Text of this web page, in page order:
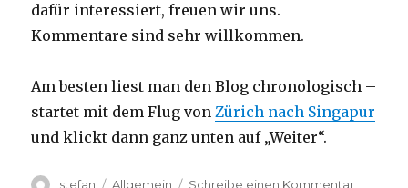
dafür interessiert, freuen wir uns.
Kommentare sind sehr willkommen.
Am besten liest man den Blog chronologisch –
startet mit dem Flug vonZürich nach Singapur
und klickt dann ganz unten auf „Weiter“.
Autor
stefan Kategorien
Allgemein Schreibe einen Kommentarzu